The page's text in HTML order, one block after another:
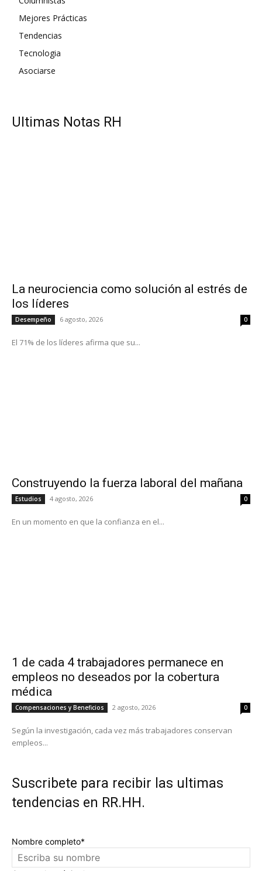
Mejores Prácticas
Tendencias
Tecnologia
Asociarse
UItimas Notas RH
La neurociencia como solución al estrés de
los líderes
Desempeño 6 agosto, 2026 0
El 71% de los líderes afirma que su...
Construyendo la fuerza laboral del mañana
Estudios 4 agosto, 2026 0
En un momento en que la confianza en el...
1 de cada 4 trabajadores permanece en
empleos no deseados por la cobertura
médica
Compensaciones y Beneficios 2 agosto, 2026 0
Según la investigación, cada vez más trabajadores conservan
empleos...
Suscribete para recibir las ultimas
tendencias en RR.HH.
Nombre completo*